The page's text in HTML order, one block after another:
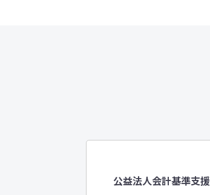
公益法人会計基準支援